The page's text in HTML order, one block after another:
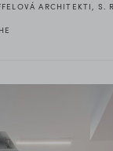
ARCHITEKTI, S.